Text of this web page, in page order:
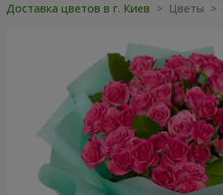
Доставка цветов в г. Киев > Цветы >